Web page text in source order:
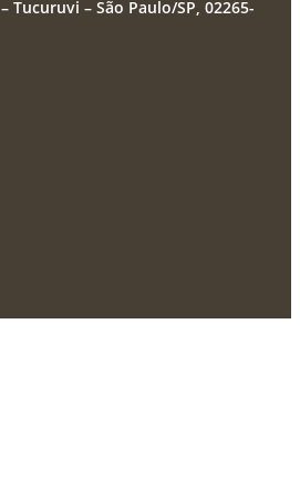
Tucuruvi – São Paulo/SP, 02265-